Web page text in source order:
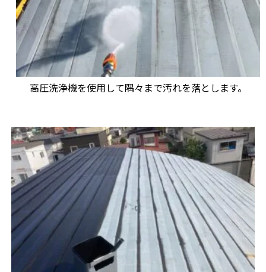
高圧洗浄機を使用して隅々まで汚れを落とします。